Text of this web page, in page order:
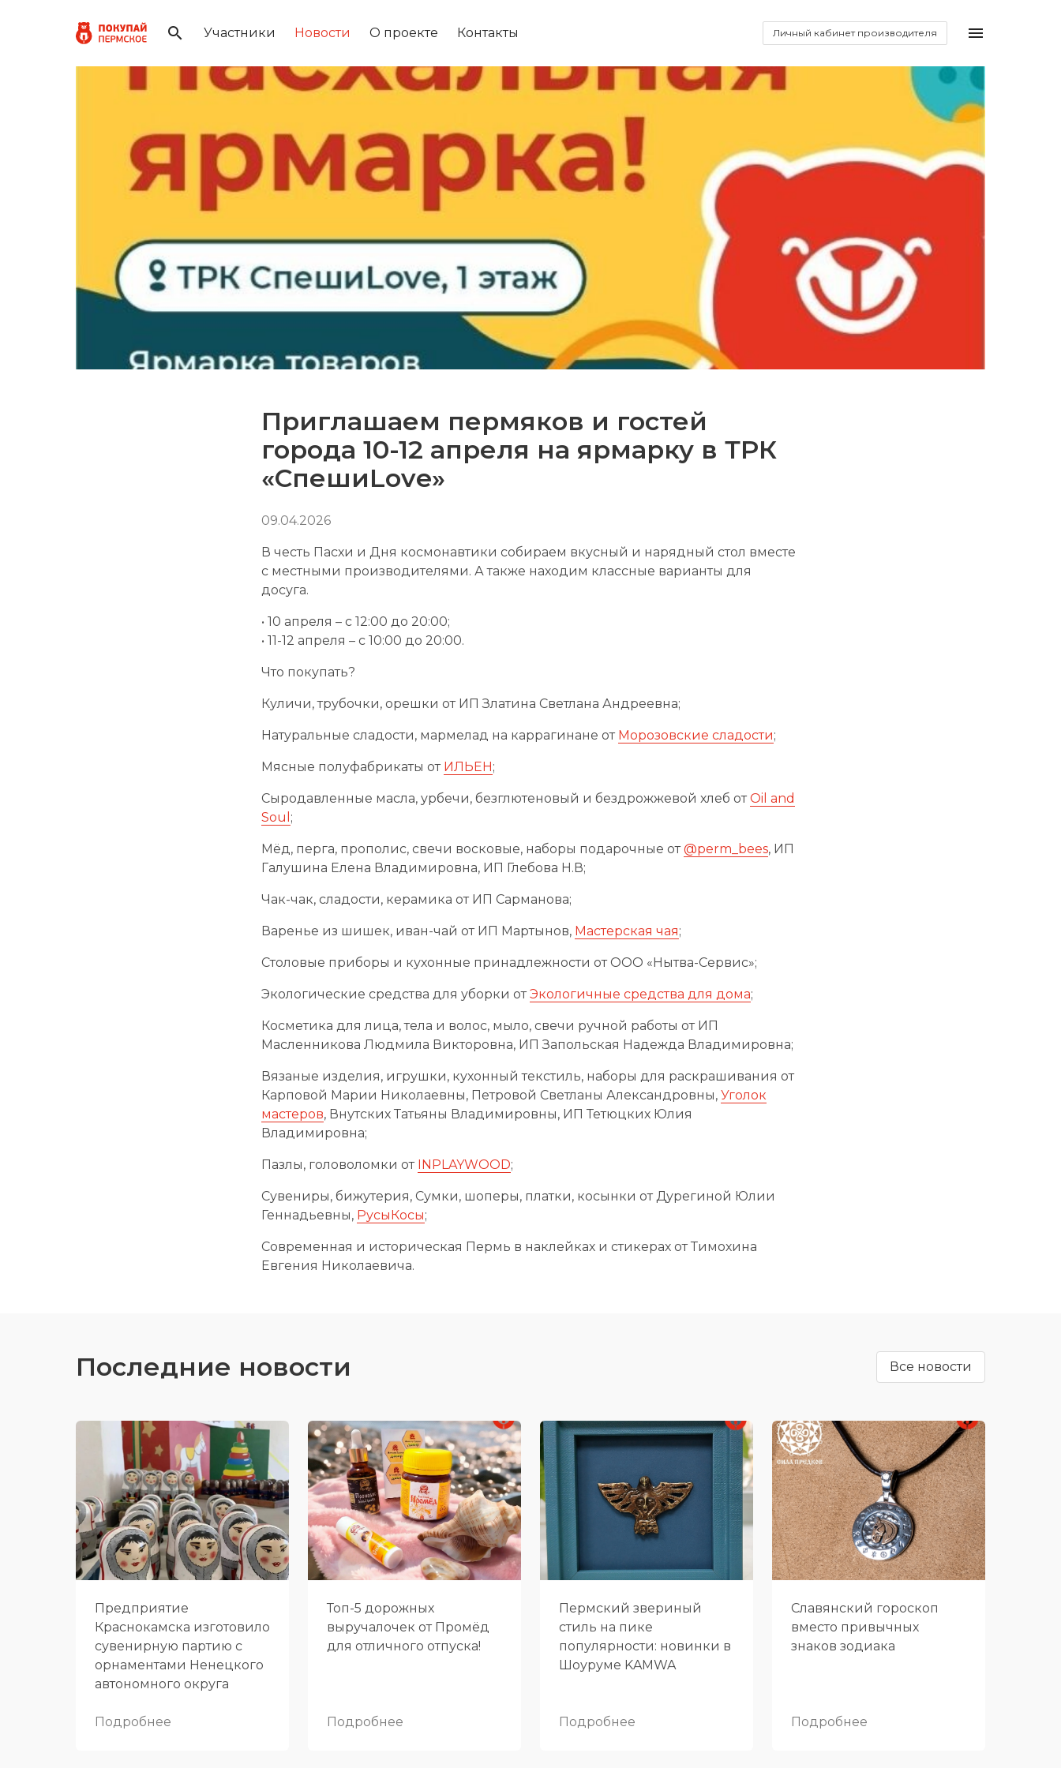
Участники Новости О проекте Контакты Личный кабинет производителя
Приглашаем пермяков и гостей
города 10-12 апреля на ярмарку в ТРК
«СпешиLove»
09.04.2026
В честь Пасхи и Дня космонавтики собираем вкусный и нарядный стол вместе
с местными производителями. А также находим классные варианты для
досуга.
• 10 апреля – с 12:00 до 20:00;
• 11-12 апреля – с 10:00 до 20:00.
Что покупать?
Куличи, трубочки, орешки от ИП Златина Светлана Андреевна;
Натуральные сладости, мармелад на каррагинане от Морозовские сладости;
Мясные полуфабрикаты от ИЛЬЕН;
Сыродавленные масла, урбечи, безглютеновый и бездрожжевой хлеб отOil and
Soul ;
Мёд, перга, прополис, свечи восковые, наборы подарочные от@perm_bees, ИП
Галушина Елена Владимировна, ИП Глебова Н.В;
Чак-чак, сладости, керамика от ИП Сарманова;
Варенье из шишек, иван-чай от ИП Мартынов, Мастерская чая;
Столовые приборы и кухонные принадлежности от ООО «Нытва-Сервис»;
Экологические средства для уборки отЭкологичные средства для дома;
Косметика для лица, тела и волос, мыло, свечи ручной работы от ИП
Масленникова Людмила Викторовна, ИП Запольская Надежда Владимировна;
Вязаные изделия, игрушки, кухонный текстиль, наборы для раскрашивания от
Карповой Марии Николаевны, Петровой Светланы Александровны,Уголок
мастеров, Внутских Татьяны Владимировны, ИП Тетюцких Юлия
Владимировна;
Пазлы, головоломки от INPLAYWOOD;
Сувениры, бижутерия, Сумки, шоперы, платки, косынки от Дурегиной Юлии
Геннадьевны, РусыКосы;
Современная и историческая Пермь в наклейках и стикерах от Тимохина
Евгения Николаевича.
Последние новости Все новости
Предприятие
Краснокамска изготовило
сувенирную партию с
орнаментами Ненецкого
автономного округа
Подробнее
Топ-5 дорожных
выручалочек от Промёд
для отличного отпуска!
Подробнее
Пермский звериный
стиль на пике
популярности: новинки в
Шоуруме KAMWA
Подробнее
Славянский гороскоп
вместо привычных
знаков зодиака
Подробнее